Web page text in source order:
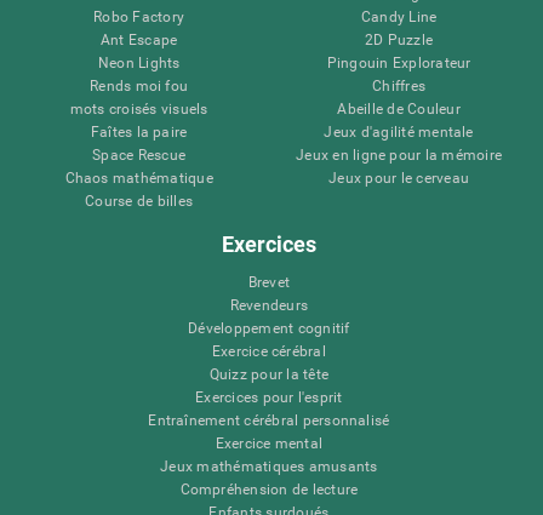
Robo Factory
Ant Escape
Neon Lights
Rends moi fou
mots croisés visuels
Faîtes la paire
Space Rescue
Chaos mathématique
Course de billes
Candy Line
2D Puzzle
Pingouin Explorateur
Chiffres
Abeille de Couleur
Jeux d'agilité mentale
Jeux en ligne pour la mémoire
Jeux pour le cerveau
Exercices
Brevet
Revendeurs
Développement cognitif
Exercice cérébral
Quizz pour la tête
Exercices pour l'esprit
Entraînement cérébral personnalisé
Exercice mental
Jeux mathématiques amusants
Compréhension de lecture